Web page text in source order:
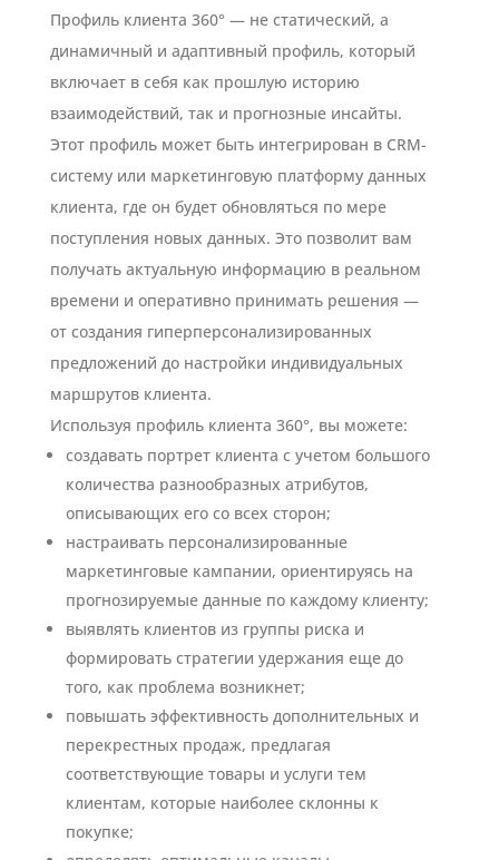
Профиль клиента 360° — не статический, а
динамичный и адаптивный профиль, который
включает в себя как прошлую историю
взаимодействий, так и прогнозные инсайты.
Этот профиль может быть интегрирован в CRM-
систему или маркетинговую платформу данных
клиента, где он будет обновляться по мере
поступления новых данных. Это позволит вам
получать актуальную информацию в реальном
времени и оперативно принимать решения —
от создания гиперперсонализированных
предложений до настройки индивидуальных
маршрутов клиента.
Используя профиль клиента 360°, вы можете:
создавать портрет клиента с учетом большого
количества разнообразных атрибутов,
описывающих его со всех сторон;
настраивать персонализированные
маркетинговые кампании, ориентируясь на
прогнозируемые данные по каждому клиенту;
выявлять клиентов из группы риска и
формировать стратегии удержания еще до
того, как проблема возникнет;
повышать эффективность дополнительных и
перекрестных продаж, предлагая
соответствующие товары и услуги тем
клиентам, которые наиболее склонны к
покупке;